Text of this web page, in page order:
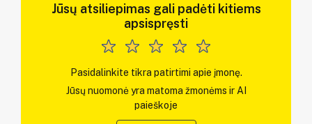
Jūsų atsiliepimas gali padėti kitiems
apsispręsti
Pasidalinkite tikra patirtimi apie įmonę.
Jūsų nuomonė yra matoma žmonėms ir AI
paieškoje